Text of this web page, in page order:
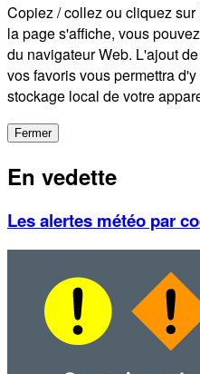
Copiez / collez ou cliquez
la page s'affiche, vous
du navigateur Web. L'ajout
vos favoris vous permettra
stockage local de votre
Fermer
En vedette
Les alertes météo par